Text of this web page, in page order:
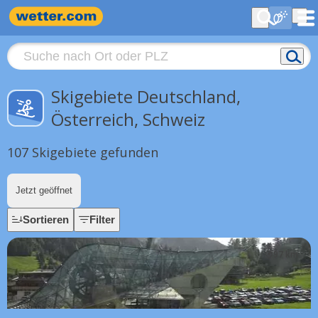
Skigebiete Deutschland,
Österreich, Schweiz
107 Skigebiete gefunden
Jetzt geöffnet
Sortieren Filter
97 km